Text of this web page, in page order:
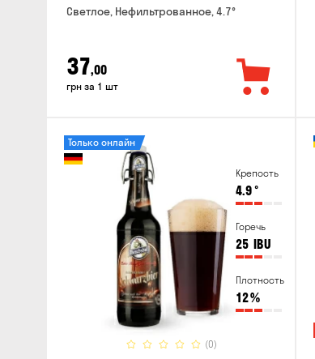
Светлое, Нефильтрованное, 4.7°
37,00
грн за 1 шт
Крепость
4.9°
Горечь
25 IBU
Плотность
12%
(0)
Только онлайн